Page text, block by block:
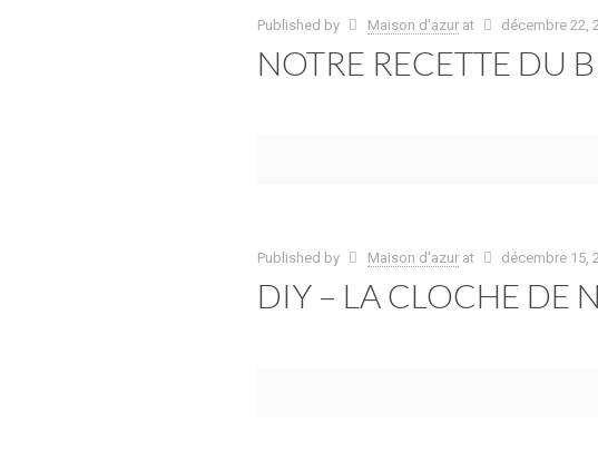
Published by Maison d'azur at décembre 22,
NOTRE RECETTE DU
Published by Maison d'azur at décembre 15,
DIY – LA CLOCHE DE